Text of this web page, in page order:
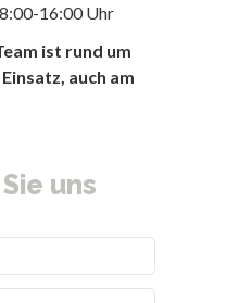
16:00 Uhr
ist rund um
auch am
uns